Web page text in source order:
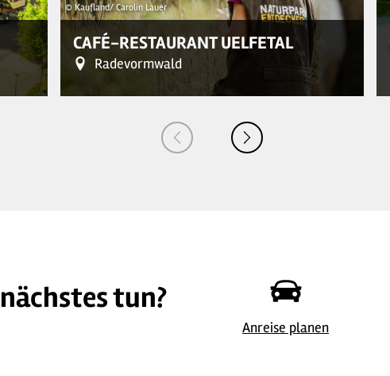
© Kaufland/ Carolin Lauer
CAFÉ-RESTAURANT UELFETAL
Radevormwald
tun?
Anreise planen